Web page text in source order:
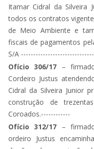
Itamar Cidral da Silveira
todos os contratos
de Meio Ambiente e
fiscais de pagamentos
S/A
Ofício 306/17 –
Cordeiro Justus
Cidral da Silveira Junior
construção de
Coroados.------------
Ofício 312/17 –
ordeiro Justus